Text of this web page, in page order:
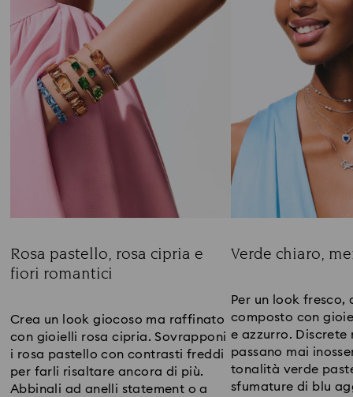
Rosa pastello, rosa cipria e
fiori romantici
Crea un look giocoso ma raffinato
con gioielli rosa cipria. Sovrapponi
i rosa pastello con contrasti freddi
per farli risaltare ancora di più.
Abbinali ad anelli statement o a
Verde chiaro,
Per un look fresco,
composto con
e azzurro. Discrete
passano mai
tonalità verde
sfumature di blu